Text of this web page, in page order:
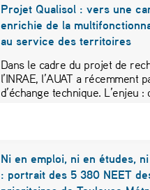
Projet Qualisol : vers une
enrichie de la
au service des territoires
Dans le cadre du projet de
l’INRAE, l’AUAT a récemment
d’échange technique. L’enjeu
Ni en emploi, ni en études,
: portrait des 5 380 NEET